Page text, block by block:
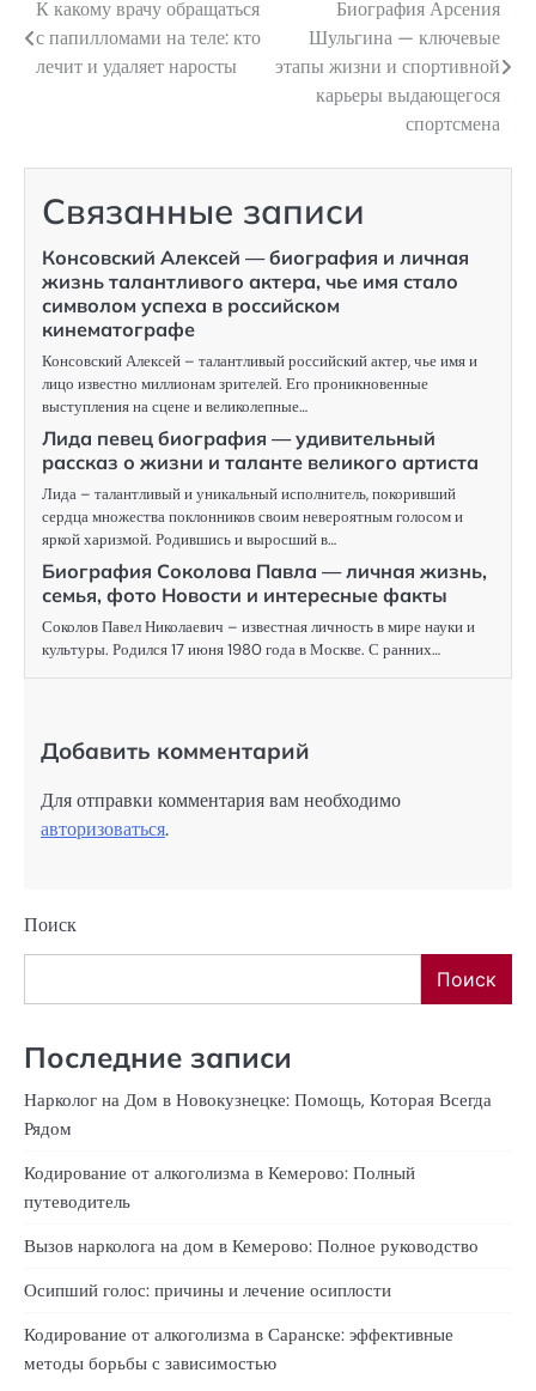
Навигация
по
К какому врачу обращаться
с папилломами на теле: кто
лечит и удаляет наросты
Биография Арсения
Шульгина — ключевые
этапы жизни и спортивной
карьеры выдающегося
спортсмена
Связанные записи
Консовский Алексей — биография и личная
жизнь талантливого актера, чье имя стало
символом успеха в российском
кинематографе
Консовский Алексей – талантливый российский актер, чье имя и
лицо известно миллионам зрителей. Его проникновенные
выступления на сцене и великолепные…
Лида певец биография — удивительный
рассказ о жизни и таланте великого артиста
Лида – талантливый и уникальный исполнитель, покоривший
сердца множества поклонников своим невероятным голосом и
яркой харизмой. Родившись и выросший в…
Биография Соколова Павла — личная жизнь,
семья, фото Новости и интересные факты
Соколов Павел Николаевич – известная личность в мире науки и
культуры. Родился 17 июня 1980 года в Москве. С ранних…
Добавить комментарий
Для отправки комментария вам необходимо
авторизоваться.
Поиск
Поиск
Последние записи
Нарколог на Дом в Новокузнецке: Помощь, Которая Всегда
Рядом
Кодирование от алкоголизма в Кемерово: Полный
путеводитель
Вызов нарколога на дом в Кемерово: Полное руководство
Осипший голос: причины и лечение осиплости
Кодирование от алкоголизма в Саранске: эффективные
методы борьбы с зависимостью